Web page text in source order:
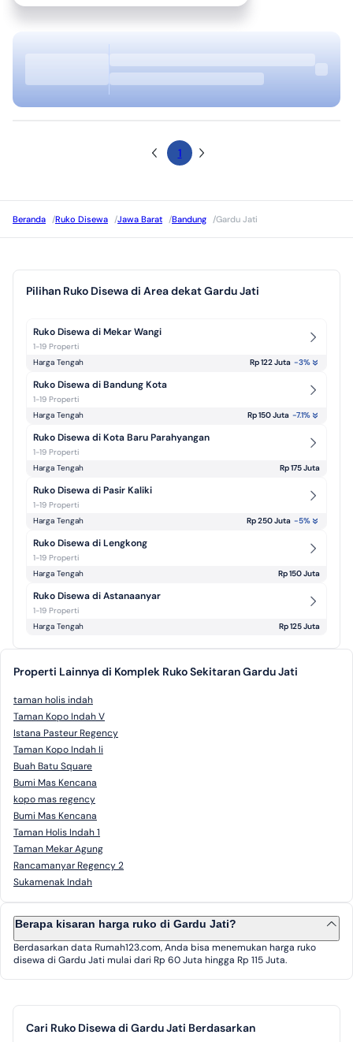
1
Beranda /Ruko Disewa /Jawa Barat /Bandung /Gardu Jati
Pilihan Ruko Disewa di Area dekat Gardu Jati
Ruko Disewa di Mekar Wangi
1-19 Properti
Harga Tengah
Rp 122 Juta -3%
Ruko Disewa di Bandung Kota
1-19 Properti
Harga Tengah
Rp 150 Juta -7.1%
Ruko Disewa di Kota Baru Parahyangan
1-19 Properti
Harga Tengah
Rp 175 Juta
Ruko Disewa di Pasir Kaliki
1-19 Properti
Harga Tengah
Rp 250 Juta -5%
Ruko Disewa di Lengkong
1-19 Properti
Harga Tengah
Rp 150 Juta
Ruko Disewa di Astanaanyar
1-19 Properti
Harga Tengah
Rp 125 Juta
Properti Lainnya di Komplek Ruko Sekitaran Gardu Jati
taman holis indah
Taman Kopo Indah V
Istana Pasteur Regency
Taman Kopo Indah Ii
Buah Batu Square
Bumi Mas Kencana
kopo mas regency
Bumi Mas Kencana
Taman Holis Indah 1
Taman Mekar Agung
Rancamanyar Regency 2
Sukamenak Indah
Berapa kisaran harga ruko di Gardu Jati?
Berdasarkan data Rumah123.com, Anda bisa menemukan harga ruko
disewa di Gardu Jati mulai dari Rp 60 Juta hingga Rp 115 Juta.
Cari Ruko Disewa di Gardu Jati Berdasarkan